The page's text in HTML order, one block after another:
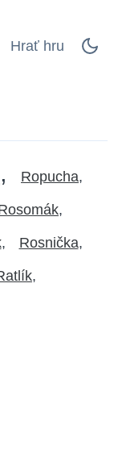
Hrať hru
Ropucha
Rosnička